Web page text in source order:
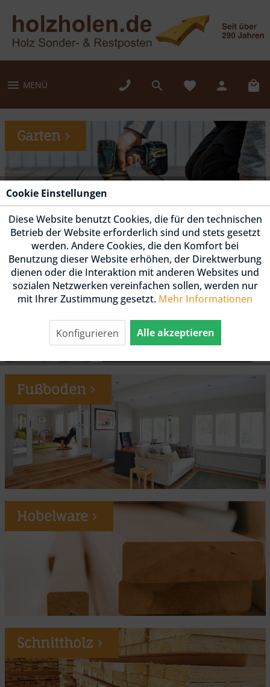
MENÜ
Garten
Fassade
Fußboden
Hobelware
Schnittholz
Cookie Einstellungen
Diese Website benutzt Cookies, die für den technischen
Betrieb der Website erforderlich sind und stets gesetzt
werden. Andere Cookies, die den Komfort bei
Benutzung dieser Website erhöhen, der Direktwerbung
dienen oder die Interaktion mit anderen Websites und
sozialen Netzwerken vereinfachen sollen, werden nur
mit Ihrer Zustimmung gesetzt. Mehr Informationen
Alle akzeptieren
Konfigurieren